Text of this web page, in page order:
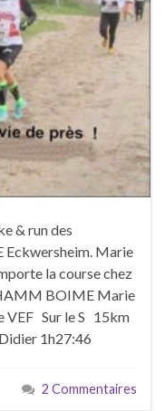
& run des
Eckwersheim. Marie
la course chez
BOIME Marie
VEF Sur le S 15km
1h27:46
2 Commentaires